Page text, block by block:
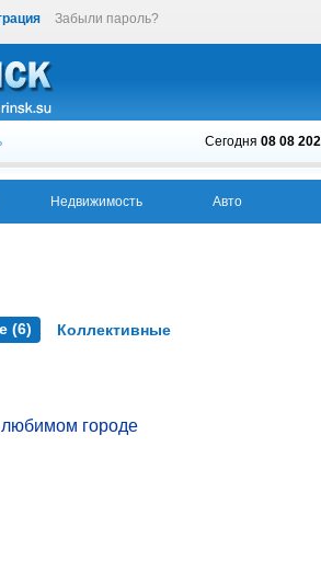
Забыли пароль?
Сегодня 08 08
Недвижимость Авто
(6) Коллективные
городе